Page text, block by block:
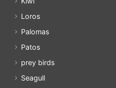
Loros
Palomas
Patos
prey birds
Seagull